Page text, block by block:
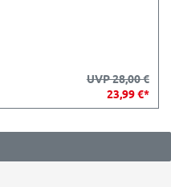
UVP 28,00 €
23,99 €*